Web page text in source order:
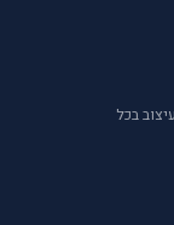
בכל